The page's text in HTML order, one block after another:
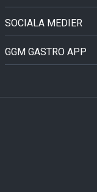
SOCIALA MEDIER
GGM GASTRO APP